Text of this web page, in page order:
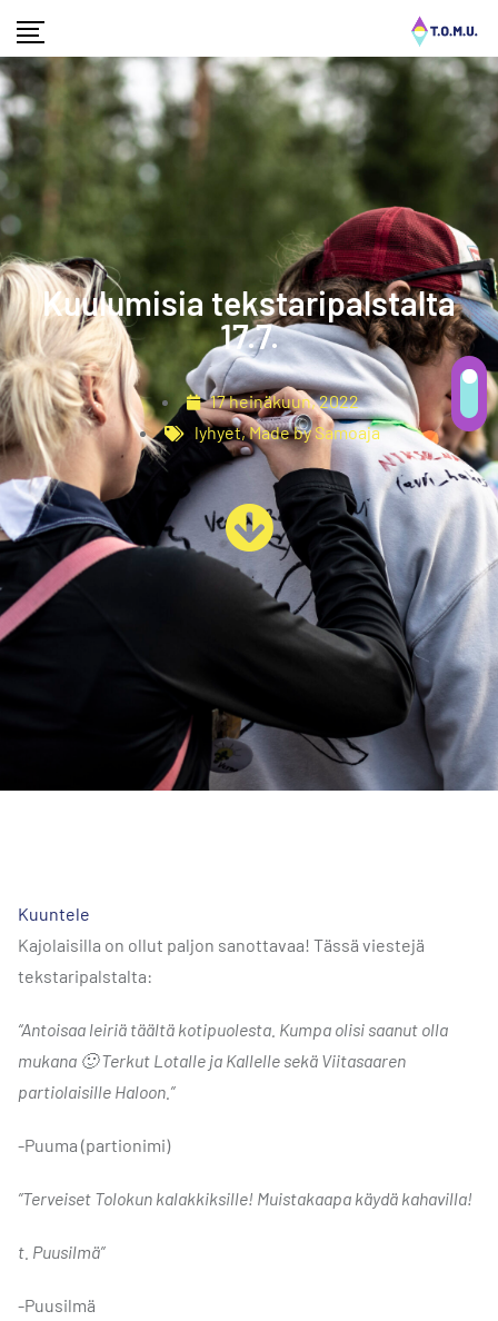
Kuulumisia tekstaripalstalta
17.7.
17 heinäkuun, 2022
lyhyet,Made by Samoaja
Kuuntele
Kajolaisilla on ollut paljon sanottavaa! Tässä viestejä
tekstaripalstalta:
“Antoisaa leiriä täältä kotipuolesta. Kumpa olisi saanut olla
mukana 🙂 Terkut Lotalle ja Kallelle sekä Viitasaaren
partiolaisille Haloon.”
-Puuma (partionimi)
”Terveiset Tolokun kalakkiksille! Muistakaapa käydä kahavilla!
t. Puusilmä”
-Puusilmä